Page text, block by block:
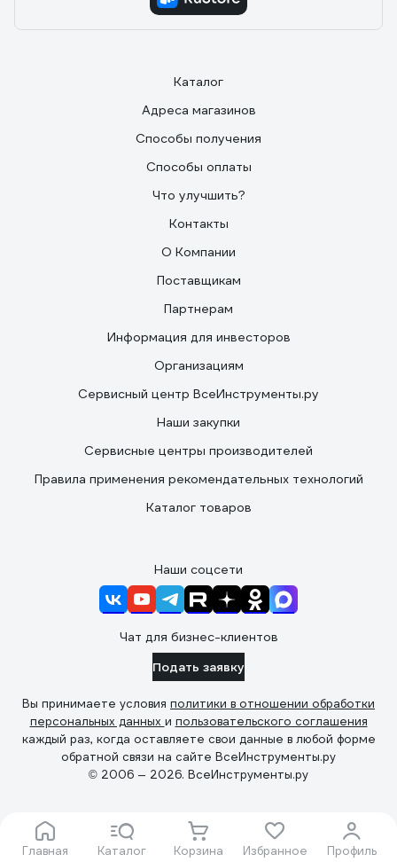
Главная Каталог Корзина Избранное Профиль
Каталог
Адреса магазинов
Способы получения
Способы оплаты
Что улучшить?
Контакты
О Компании
Поставщикам
Партнерам
Информация для инвесторов
Организациям
Сервисный центр ВсеИнструменты.ру
Наши закупки
Сервисные центры производителей
Правила применения рекомендательных технологий
Каталог товаров
Наши соцсети
Чат для бизнес-клиентов
Подать заявку
Вы принимаете условия политики в отношении обработки
персональных данных и пользовательского соглашения
каждый раз, когда оставляете свои данные в любой форме
обратной связи на сайте ВсеИнструменты.ру
© 2006 — 2026. ВсеИнструменты.ру